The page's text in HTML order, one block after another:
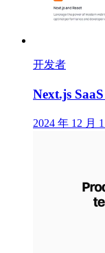
开发者
Next.js
2024 年 12 月